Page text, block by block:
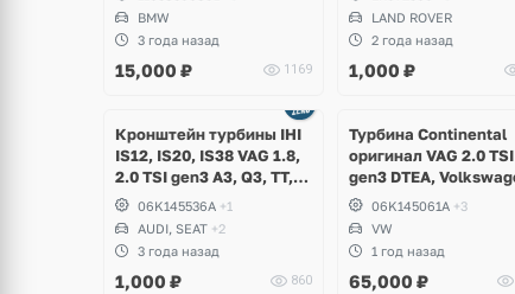
BMW
3 года назад
15,000 ₽ 1169
LAND ROVER
2 года назад
1,000 ₽
Кронштейн турбины IHI
IS12, IS20, IS38 VAG 1.8,
2.0 TSI gen3 A3, Q3, TT,
Volkswagen Arteon,
Passat B8, Atlas,
Teramont, Golf 7, Tiguan,
Skoda Kodiaq, Karoq,
Superb, Octavia A7, Seat
06K145536A +1
AUDI, SEAT +2
3 года назад
1,000 ₽ 860
Турбина Continental
оригинал VAG 2.0 TSI
gen3 DTEA,
Tiguan Allspace USA
06K145061A +3
VW
1 год назад
65,000 ₽